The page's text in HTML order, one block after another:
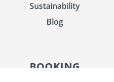
Sustainability
Blog
BOOKING